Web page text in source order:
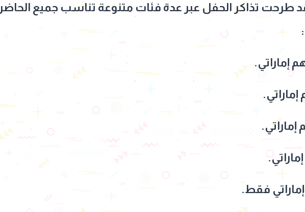
طرحت تذاكر الحفل عبر عدة فئات متنوعة تناسب جميع